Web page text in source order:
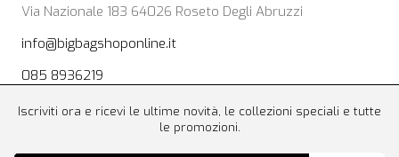
Via Nazionale 183 64026 Roseto Degli Abruzzi
info@bigbagshoponline.it
085 8936219
Iscriviti ora e ricevi le ultime novità, le collezioni speciali e tutte
le promozioni.